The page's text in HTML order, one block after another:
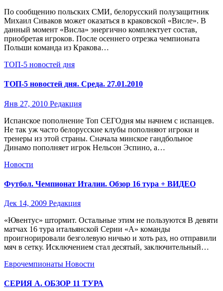
По сообщению польских СМИ, белорусский полузащитник
Михаил Сиваков может оказаться в краковской «Висле». В
данный момент «Висла» энергично комплектует состав,
приобретая игроков. После осеннего отрезка чемпионата
Польши команда из Кракова…
ТОП-5 новостей дня
ТОП-5 новостей дня. Среда. 27.01.2010
Янв 27, 2010 Редакция
Испанское пополнение Топ СЕГОдня мы начнем с испанцев.
Не так уж часто белорусские клубы пополняют игроки и
тренеры из этой страны. Сначала минское гандбольное
Динамо пополняет игрок Нельсон Эспино, а…
Новости
Футбол. Чемпионат Италии. Обзор 16 тура + ВИДЕО
Дек 14, 2009 Редакция
«Ювентус» штормит. Остальные этим не пользуются В девяти
матчах 16 тура итальянской Серии «А» команды
проигнорировали безголевую ничью и хоть раз, но отправили
мяч в сетку. Исключением стал десятый, заключительный…
Еврочемпионаты Новости
СЕРИЯ А. ОБЗОР 11 ТУРА